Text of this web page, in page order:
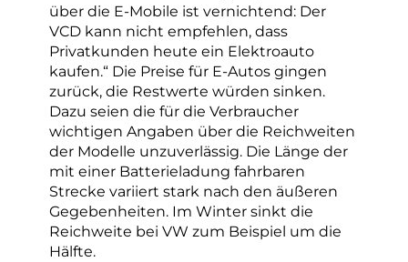
über die E-Mobile ist vernichtend: Der
VCD kann nicht empfehlen, dass
Privatkunden heute ein Elektroauto
kaufen.“ Die Preise für E-Autos gingen
zurück, die Restwerte würden sinken.
Dazu seien die für die Verbraucher
wichtigen Angaben über die Reichweiten
der Modelle unzuverlässig. Die Länge der
mit einer Batterieladung fahrbaren
Strecke variiert stark nach den äußeren
Gegebenheiten. Im Winter sinkt die
Reichweite bei VW zum Beispiel um die
Hälfte.